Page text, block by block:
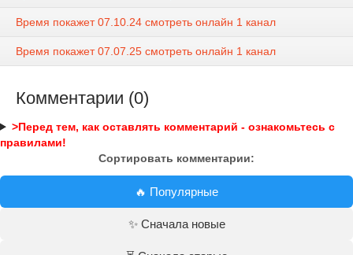
Время покажет 07.10.24 смотреть онлайн 1 канал
Время покажет 07.07.25 смотреть онлайн 1 канал
Комментарии (0)
>Перед тем, как оставлять комментарий - ознакомьтесь с
правилами!
Сортировать комментарии:
🔥 Популярные
✨ Сначала новые